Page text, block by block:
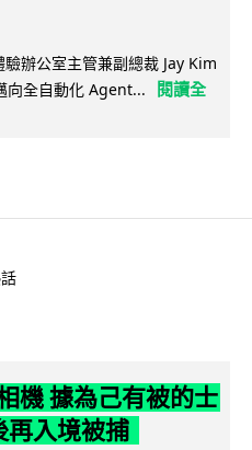
辦公室主管兼副總裁 Jay Kim
向全自動化 Agent...
閱讀全
機 據為己有被的士
再入境被捕